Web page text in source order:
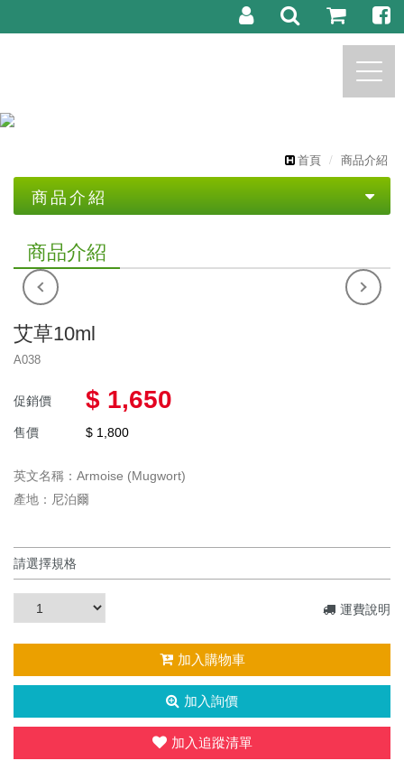
首頁 商品介紹
商品介紹
自產..精油及限量品
純露
精油
茗樟專業
植物精油代工
精油製程體驗
主播推荐產品系列
託售商品
商品介紹
艾草10ml
A038
促銷價 $ 1,650
售價 $ 1,800
英文名稱：Armoise (Mugwort)
產地：尼泊爾
運費說明
加入購物車
加入詢價
加入追蹤清單